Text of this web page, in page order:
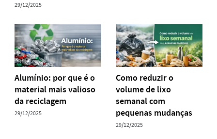
29/12/2025
Alumínio: por que é o
material mais valioso
da reciclagem
29/12/2025
Como reduzir o
volume de lixo
semanal com
pequenas mudanças
29/12/2025